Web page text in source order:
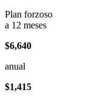
Plan forzoso
a 12 meses
$6,640
anual
$1,415